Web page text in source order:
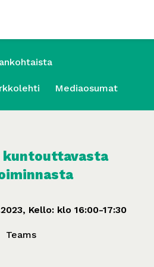
Mediaosumat
Kello: klo 16:00-17:30
Teams